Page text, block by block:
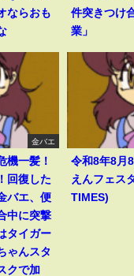
ならおも
件突きつけ
業」
金バエ
機一髪！
回復した
バエ、便
中に突撃
タイガー
ゃんスタ
クで加
令和8年8月
えんフェス
TIMES)